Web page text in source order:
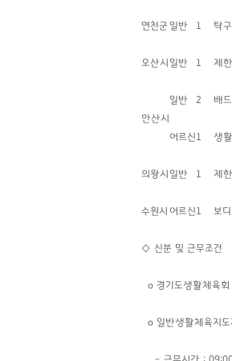
연천군 일반 1 탁구
오산시 일반 1 제
안산시
일반 2 배
어르신1 생
의왕시 일반 1 제
수원시 어르신1 보
◇ 신분 및 근무조건
o 경기도생활체육회
o 일반생활체육지도